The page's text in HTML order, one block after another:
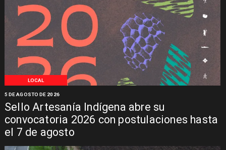
LOCAL
Sello Artesanía Indígena abre su
convocatoria 2026 con postulaciones hasta
el 7 de agosto
5 DE AGOSTO DE 2026